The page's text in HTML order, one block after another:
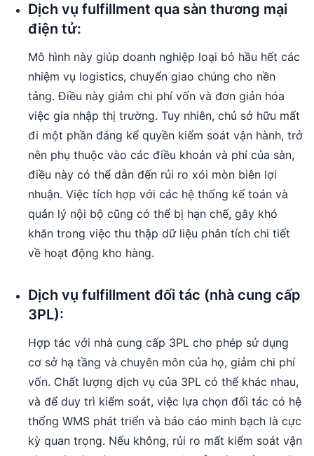
Dịch vụ fulfillment qua sàn thương mại
điện tử:
Mô hình này giúp doanh nghiệp loại bỏ hầu hết các
nhiệm vụ logistics, chuyển giao chúng cho nền
tảng. Điều này giảm chi phí vốn và đơn giản hóa
việc gia nhập thị trường. Tuy nhiên, chủ sở hữu mất
đi một phần đáng kể quyền kiểm soát vận hành, trở
nên phụ thuộc vào các điều khoản và phí của sàn,
điều này có thể dẫn đến rủi ro xói mòn biên lợi
nhuận. Việc tích hợp với các hệ thống kế toán và
quản lý nội bộ cũng có thể bị hạn chế, gây khó
khăn trong việc thu thập dữ liệu phân tích chi tiết
về hoạt động kho hàng.
Dịch vụ fulfillment đối tác (nhà cung cấp
3PL):
Hợp tác với nhà cung cấp 3PL cho phép sử dụng
cơ sở hạ tầng và chuyên môn của họ, giảm chi phí
vốn. Chất lượng dịch vụ của 3PL có thể khác nhau,
và để duy trì kiểm soát, việc lựa chọn đối tác có hệ
thống WMS phát triển và báo cáo minh bạch là cực
kỳ quan trọng. Nếu không, rủi ro mất kiểm soát vận